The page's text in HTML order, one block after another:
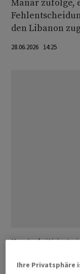
Manar zufolge,
den Libanon
28.06.2026 14:25
Kassim kritisierte
Hisbollah
Ihre Privatsphäre